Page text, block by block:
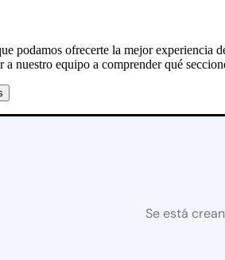
Se está
podamos ofrecerte la mejor experiencia
nuestro equipo a comprender qué